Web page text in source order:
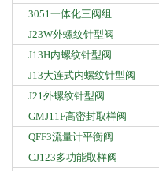
3051一体化三阀组
J23W外螺纹针型阀
J13H内螺纹针型阀
J13大连式内螺纹针型阀
J21外螺纹针型阀
GMJ11F高密封取样阀
QFF3流量计平衡阀
CJ123多功能取样阀